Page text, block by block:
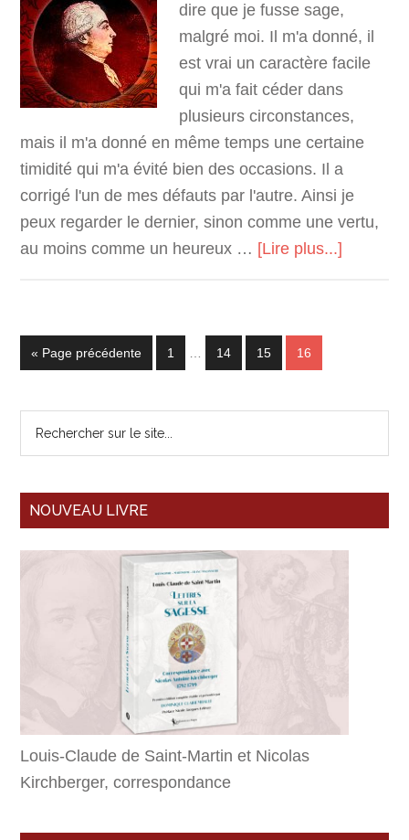
dire que je fusse sage,
malgré moi. Il m'a donné, il
est vrai un caractère facile
qui m'a fait céder dans
plusieurs circonstances,
mais il m'a donné en même temps une certaine
timidité qui m'a évité bien des occasions. Il a
corrigé l'un de mes défauts par l'autre. Ainsi je
peux regarder le dernier, sinon comme une vertu,
au moins comme un heureux … [Lire plus...]
« Page précédente 1 14 15 16
NOUVEAU LIVRE
Louis-Claude de Saint-Martin et Nicolas
Kirchberger, correspondance